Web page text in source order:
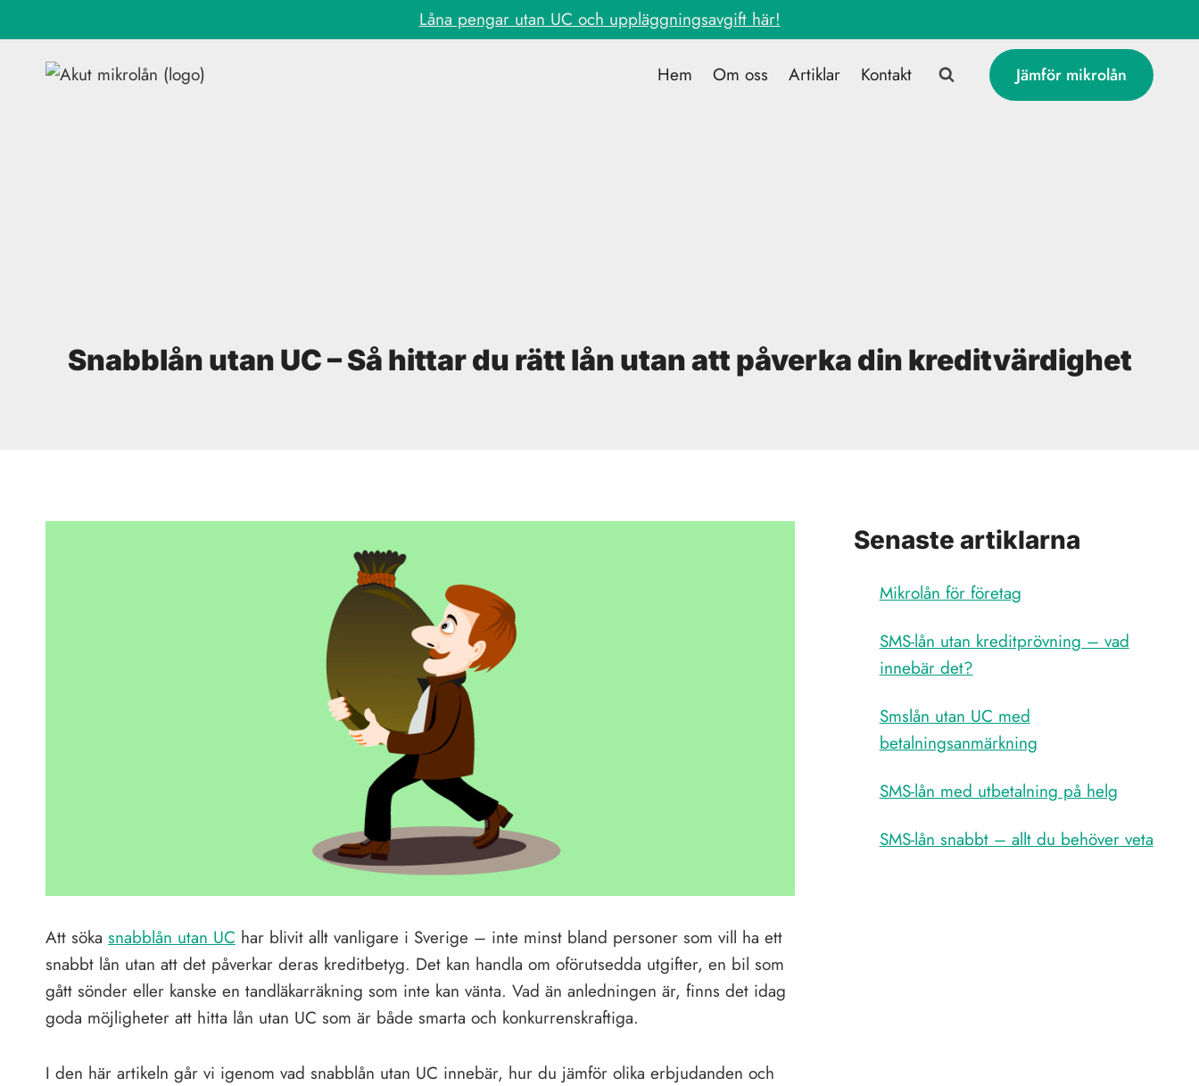
to
content
Låna pengar utan UC och uppläggningsavgift här!
Hem Om oss Artiklar Kontakt Jämför mikrolån
Snabblån utan UC – Så hittar du rätt lån utan att påverka din kreditvärdighet
Att söka snabblån utan UC har blivit allt vanligare i Sverige – inte minst bland personer som vill ha ett
snabbt lån utan att det påverkar deras kreditbetyg. Det kan handla om oförutsedda utgifter, en bil som
gått sönder eller kanske en tandläkarräkning som inte kan vänta. Vad än anledningen är, finns det idag
goda möjligheter att hitta lån utan UC som är både smarta och konkurrenskraftiga.
I den här artikeln går vi igenom vad snabblån utan UC innebär, hur du jämför olika erbjudanden och
Senaste artiklarna
Mikrolån för företag
SMS-lån utan kreditprövning – vad
innebär det?
Smslån utan UC med
betalningsanmärkning
SMS-lån med utbetalning på helg
SMS-lån snabbt – allt du behöver veta